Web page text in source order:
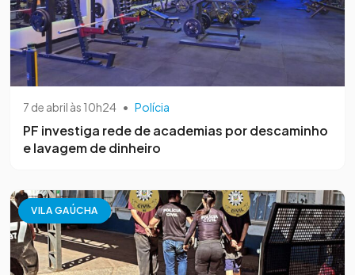
7 de abril às 10h24 • Polícia
PF investiga rede de academias por descaminho
e lavagem de dinheiro
VILA GAÚCHA